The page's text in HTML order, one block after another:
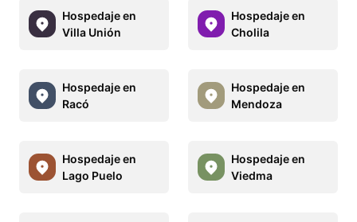
Hospedaje en
Villa Unión
Hospedaje en
Cholila
Hospedaje en
Racó
Hospedaje en
Mendoza
Hospedaje en
Lago Puelo
Hospedaje en
Viedma